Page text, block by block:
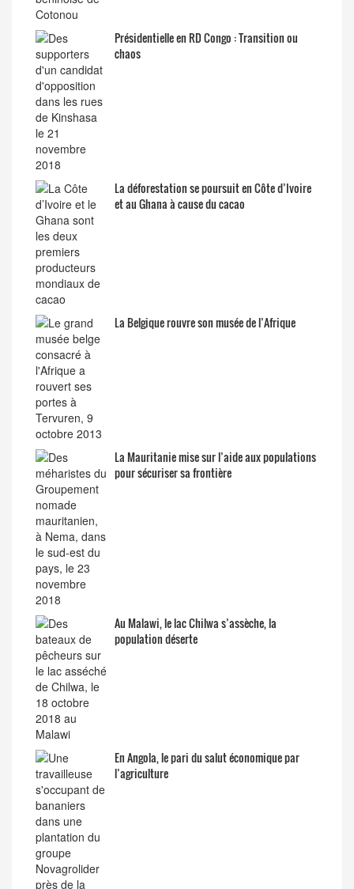
Présidentielle en RD Congo : Transition ou
chaos
La déforestation se poursuit en Côte d’Ivoire
et au Ghana à cause du cacao
La Belgique rouvre son musée de l’Afrique
La Mauritanie mise sur l’aide aux populations
pour sécuriser sa frontière
Au Malawi, le lac Chilwa s’assèche, la
population déserte
En Angola, le pari du salut économique par
l’agriculture